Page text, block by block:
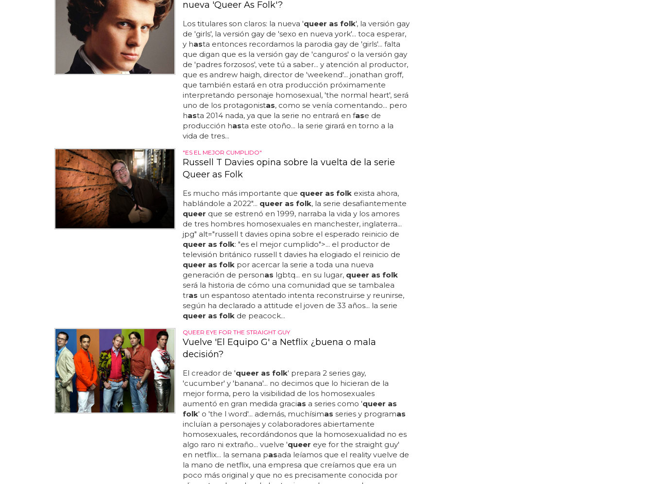
nueva 'Queer As Folk'?
Los titulares son claros: la nueva 'queer as folk', la versión gay
de 'girls', la versión gay de 'sexo en nueva york'... toca esperar,
y hasta entonces recordamos la parodia gay de 'girls'... falta
que digan que es la versión gay de 'canguros' o la versión gay
de 'padres forzosos', vete tú a saber... y atención al productor,
que es andrew haigh, director de 'weekend'... jonathan groff,
que también estará en otra producción próximamente
interpretando personaje homosexual, 'the normal heart', será
uno de los protagonistas, como se venía comentando... pero
hasta 2014 nada, ya que la serie no entrará en fase de
producción hasta este otoño... la serie girará en torno a la
vida de tres...
"ES EL MEJOR CUMPLIDO"
Russell T Davies opina sobre la vuelta de la serie
Queer as Folk
Es mucho más importante que queer as folkexista ahora,
hablándole a 2022"... queer as folk, la serie desafiantemente
queer que se estrenó en 1999, narraba la vida y los amores
de tres hombres homosexuales en manchester, inglaterra...
jpg" alt="russell t davies opina sobre el esperado reinicio de
queer as folk: "es el mejor cumplido">... el productor de
televisión británico russell t davies ha elogiado el reinicio de
queer as folkpor acercar la serie a toda una nueva
generación de personas lgbtq... en su lugar, queer as folk
será la historia de cómo una comunidad que se tambalea
tras un espantoso atentado intenta reconstruirse y reunirse,
según ha declarado a attitude el joven de 33 años... la serie
queer as folkde peacock...
QUEER EYE FOR THE STRAIGHT GUY
Vuelve 'El Equipo G' a Netflix ¿buena o mala
decisión?
El creador de 'queer as folk' prepara 2 series gay,
'cucumber' y 'banana'... no decimos que lo hicieran de la
mejor forma, pero la visibilidad de los homosexuales
aumentó en gran medida gracias a series como 'queer as
folk' o 'the l word'... además, muchísimas series y programas
incluían a personajes y colaboradores abiertamente
homosexuales, recordándonos que la homosexualidad no es
algo raro ni extraño... vuelve 'queer eye for the straight guy'
en netflix... la semana pasada leíamos que el reality vuelve de
la mano de netflix, una empresa que creíamos que era un
poco más original y que no es precisamente conocida por